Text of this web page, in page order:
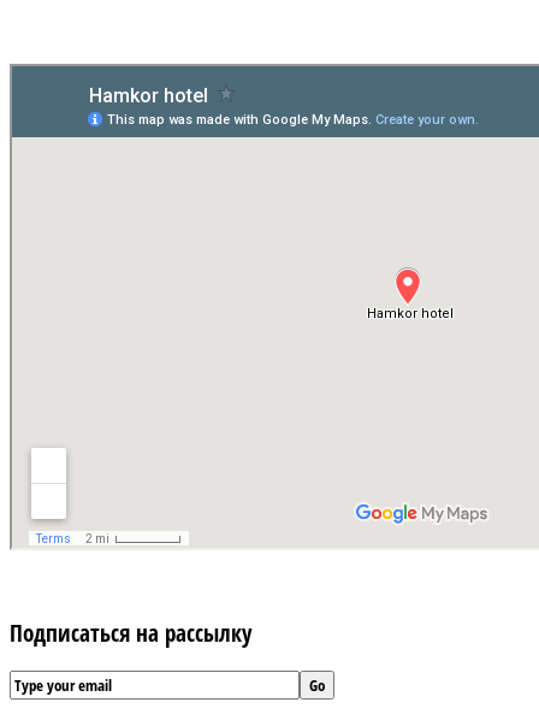
Подписаться на рассылку